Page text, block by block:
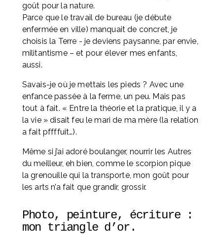
goût pour la nature.
Parce que le travail de bureau (je débute
enfermée en ville) manquait de concret, je
choisis la Terre - je deviens paysanne, par envie,
militantisme – et pour élever mes enfants,
aussi.
Savais-je où je mettais les pieds ? Avec une
enfance passée à la ferme, un peu. Mais pas
tout à fait. « Entre la théorie et la pratique, il y a
la vie » disait feu le mari de ma mère (la relation
a fait pffffuit…).
Même si j’ai adoré boulanger, nourrir les Autres
du meilleur, eh bien, comme le scorpion pique
la grenouille qui la transporte, mon goût pour
les arts n’a fait que grandir, grossir.
Photo, peinture, écriture :
mon triangle d’or.